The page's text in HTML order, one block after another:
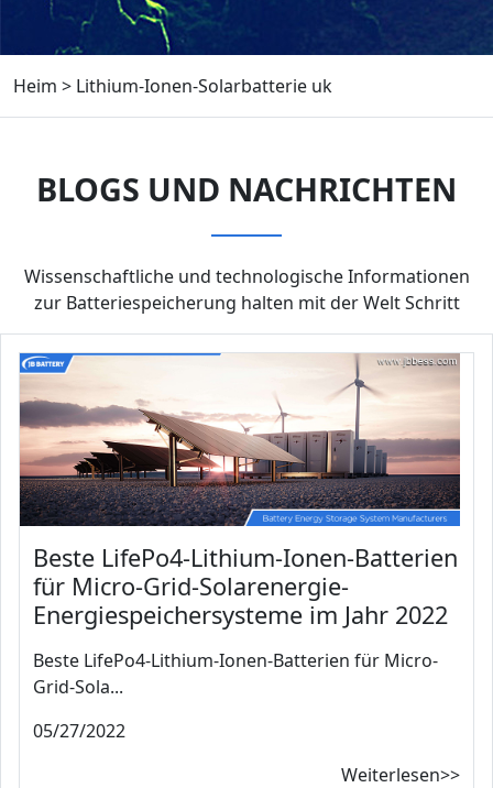
Heim > Lithium-Ionen-Solarbatterie uk
BLOGS UND NACHRICHTEN
Wissenschaftliche und technologische Informationen
zur Batteriespeicherung halten mit der Welt Schritt
Beste LifePo4-Lithium-Ionen-Batterien
für Micro-Grid-Solarenergie-
Energiespeichersysteme im Jahr 2022
Beste LifePo4-Lithium-Ionen-Batterien für Micro-
Grid-Sola...
05/27/2022
Weiterlesen>>